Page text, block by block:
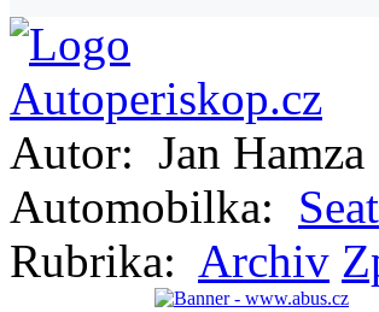
Autor: Jan Hamza
Automobilka: Seat
Rubrika: Archiv